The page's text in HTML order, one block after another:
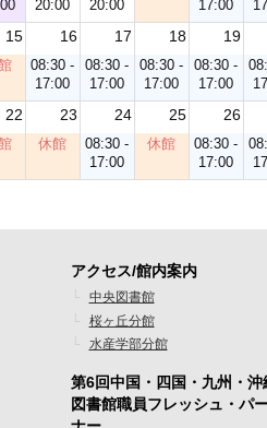
20:00
20:00
17:00
15 16 17 18 19
08:30 -
17:00
08:30 -
17:00
08:30 -
17:00
08:30 -
17:00
22 23 24 25 26
休館
08:30 -
17:00
休館
08:30 -
17:00
フ
ッ
タ
ー
アクセス/館内案内
中央図書館
桜ヶ丘分館
水産学部分館
第6回中国・四国・九州・沖
図書館職員フレッシュ・パ